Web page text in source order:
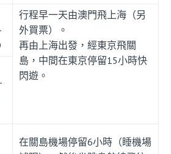
行程早一天由澳門飛上海（另
外買票）。
再由上海出發，經東京飛關
島，中間在東京停留15小時快
閃遊。
在關島機場停留6小時（睡機場